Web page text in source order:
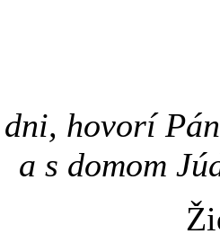
hovorí
a s domom